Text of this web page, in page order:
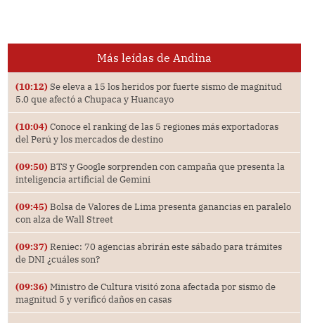
Más leídas de Andina
(10:12) Se eleva a 15 los heridos por fuerte sismo de magnitud
5.0 que afectó a Chupaca y Huancayo
(10:04) Conoce el ranking de las 5 regiones más exportadoras
del Perú y los mercados de destino
(09:50) BTS y Google sorprenden con campaña que presenta la
inteligencia artificial de Gemini
(09:45) Bolsa de Valores de Lima presenta ganancias en paralelo
con alza de Wall Street
(09:37) Reniec: 70 agencias abrirán este sábado para trámites
de DNI ¿cuáles son?
(09:36) Ministro de Cultura visitó zona afectada por sismo de
magnitud 5 y verificó daños en casas